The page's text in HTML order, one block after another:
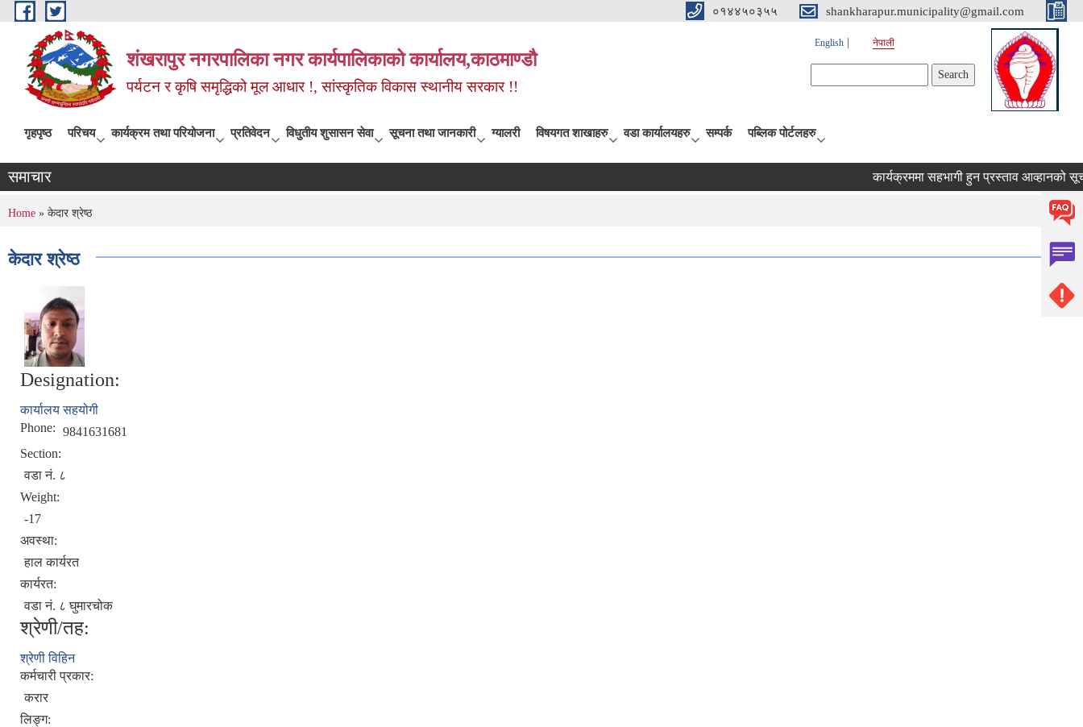
Skip to main content ०१४४५०३५५ shankharapur.municipality@gmail.com
शंखरापुर नगरपालिका नगर कार्यपालिकाको कार्यालय,काठमाण्डौ
पर्यटन र कृषि समृद्धिको मूल आधार !, सांस्कृतिक विकास स्थानीय सरकार !!
English नेपाली
गृहपृष्ठ परिचय कार्यक्रम तथा परियोजना प्रतिवेदन विधुतीय शुसासन सेवा सूचना तथा जानकारी ग्यालरी विषयगत शाखाहरु वडा कार्यालयहरु सम्पर्क पब्लिक पोर्टलहरु
समाचार कार्यक्रममा सहभागी हुन प्रस्ताव आव्हानको
You are here
Home » केदार श्रेष्ठ
केदार श्रेष्ठ
Designation:
कार्यालय सहयोगी
Phone: 9841631681
Section:
वडा नं. ८
Weight:
-17
अवस्था:
हाल कार्यरत
कार्यरत:
वडा नं. ८ घुमारचोक
श्रेणी/तह:
श्रेणी विहिन
कर्मचारी प्रकार:
करार
लिङ्ग: